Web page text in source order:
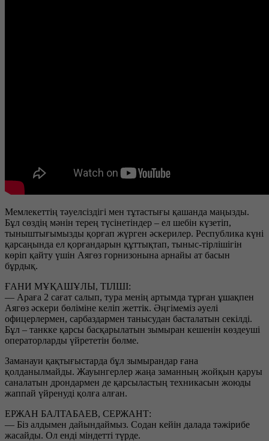
Мемлекеттің тәуелсіздігі мен тұтастығы қашанда маңызды.
Бұл сөздің мәнін терең түсінетіндер – ел шебін күзетіп,
тыныштығымызды қорғап жүрген әскерилер. Республика күні
қарсаңында ел қорғандарын құттықтап, тыныс-тірлішігін
көріп қайту үшін Аягөз горнизонына арнайы ат басын
бұрдық.
ҒАНИ МҰҚАШҰЛЫ, ТІЛШІ:
— Араға 2 сағат салып, тура менің артымда тұрған ұшақпен
Аягөз әскери бөліміне келіп жеттік. Әңгімеміз әуелі
офицерлермен, сарбаздармен танысудан басталатын секілді.
Бұл – танкке қарсы басқарылатын зымыран кешенін көздеуші
операторларды үйрететін бөлме.
Заманауи қақтығыстарда бұл зымырандар ғана
қолданылмайды. Жауынгерлер жаңа заманның жойқын қаруы
саналатын дрондармен де қарсыластың техникасын жоюды
жаппай үйренуді қолға алған.
ЕРЖАН БАЛТАБАЕВ, СЕРЖАНТ:
— Біз алдымен дайындаймыз. Содан кейін далада тәжірибе
жасайды. Ол енді міндетті түрде.